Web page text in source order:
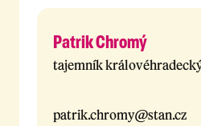
Patrik Chromý
tajemník
patrik.chromy@stan.cz